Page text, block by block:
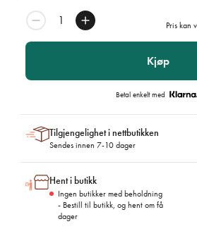
Pris kan
Kjøp
Betal enkelt med
Tilgjengelighet i nettbutikken
Sendes innen 7-10 dager
Hent i butikk
Ingen butikker med beholdning
- Bestill til butikk, og hent om få
dager